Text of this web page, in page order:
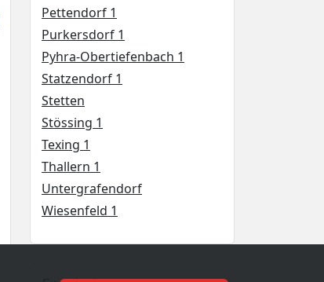
Pettendorf 1
Purkersdorf 1
Pyhra-Obertiefenbach 1
Statzendorf 1
Stetten
Stössing 1
Texing 1
Thallern 1
Untergrafendorf
Wiesenfeld 1